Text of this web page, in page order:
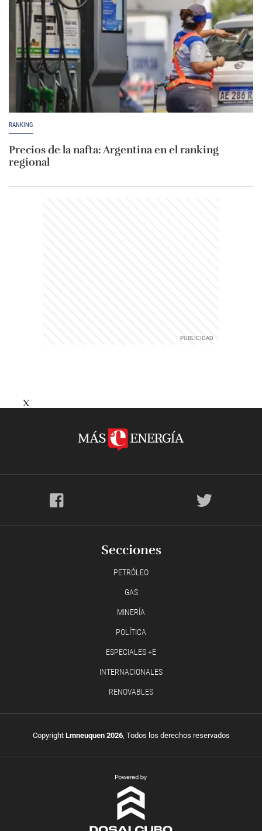
RANKING
Precios de la nafta: Argentina en el ranking
regional
X
Secciones
PETRÓLEO
GAS
MINERÍA
POLÍTICA
ESPECIALES +E
INTERNACIONALES
RENOVABLES
Copyright Lmneuquen 2026, Todos los derechos reservados